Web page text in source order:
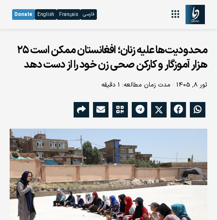
فارسی Français
English
Donate
محدودیت‌ها علیه زنان؛ افغانستان ممکن است ۲۵
هزار آموزگار و کارکن صحی زن خود را از دست دهد
ثور 8, 1405 مدت زمان مطالعه: 1 دقیقه